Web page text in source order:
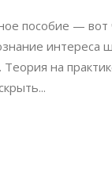
пособие — вот
интереса
на